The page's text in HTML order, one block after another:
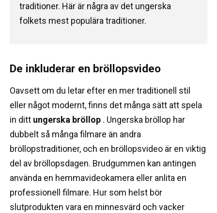
traditioner. Här är några av det ungerska
folkets mest populära traditioner.
De inkluderar en bröllopsvideo
Oavsett om du letar efter en mer traditionell stil
eller något modernt, finns det många sätt att spela
in ditt ungerska bröllop . Ungerska bröllop har
dubbelt så många filmare än andra
bröllopstraditioner, och en bröllopsvideo är en viktig
del av bröllopsdagen. Brudgummen kan antingen
använda en hemmavideokamera eller anlita en
professionell filmare. Hur som helst bör
slutprodukten vara en minnesvärd och vacker